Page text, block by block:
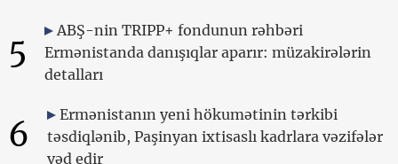
5
ABŞ-nin TRIPP+ fondunun rəhbəri
Ermənistanda danışıqlar aparır: müzakirələrin
detalları
6
Ermənistanın yeni hökumətinin tərkibi
təsdiqlənib, Paşinyan ixtisaslı kadrlara vəzifələr
vəd edir